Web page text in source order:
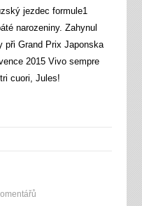
jezdec formule1
narozeniny. Zahynul
při Grand Prix Japonska
2015 Vivo sempre
cuori, Jules!